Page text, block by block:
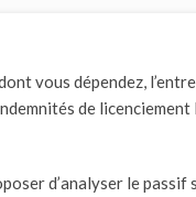
vous dépendez,
de
d’analyser le